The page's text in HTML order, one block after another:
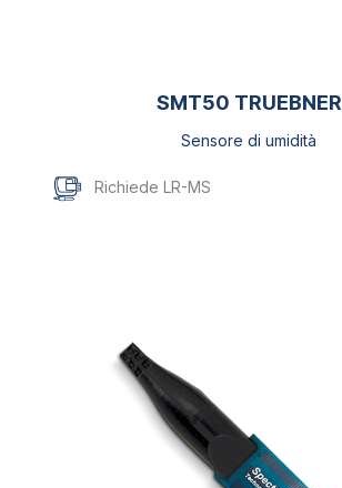
SMT50 TRUEBNER
Sensore di umidità
Richiede LR-MS